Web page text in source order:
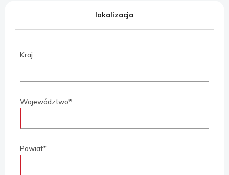
lokalizacja
Kraj
Województwo*
Powiat*